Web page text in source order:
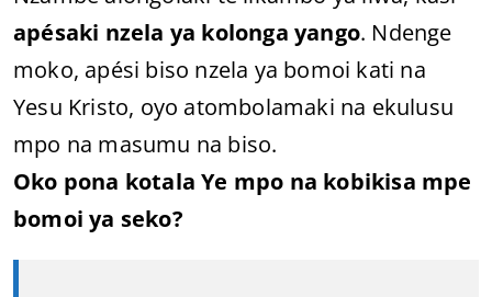
apésaki nzela ya kolonga yango. Ndenge
moko, apési biso nzela ya bomoi kati na
Yesu Kristo, oyo atombolamaki na ekulusu
mpo na masumu na biso.
Oko pona kotala Ye mpo na kobikisa mpe
bomoi ya seko?